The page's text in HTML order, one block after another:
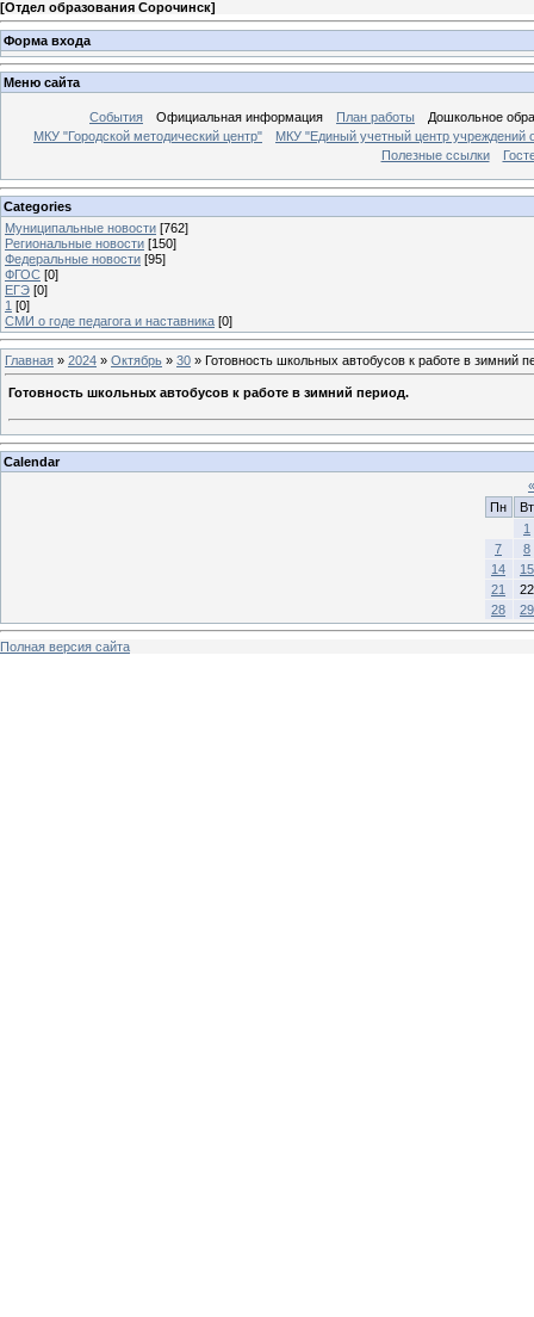
[Отдел образования Сорочинск]
Форма входа
Меню сайта
События Официальная информация План работы
Дошкольное
МКУ "Городской методический центр"
МКУ "Единый учетный центр учреждений
Полезные ссылки
Categories
Муниципальные новости [762]
Региональные новости [150]
Федеральные новости [95]
ФГОС [0]
ЕГЭ [0]
1 [0]
СМИ о годе педагога и наставника [0]
Главная » 2024 » Октябрь » 30 » Готовность школьных автобусов к работе в зимний
Готовность школьных автобусов к работе в зимний период.
Calendar
«
Пн
Вт
1
7
8
14
15
21
22
28
29
Полная версия сайта